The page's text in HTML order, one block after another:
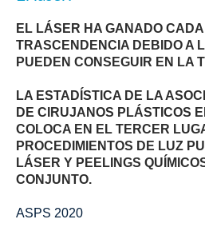
EL LÁSER HA GANADO
TRASCENDENCIA DEBIDO A
PUEDEN CONSEGUIR EN LA
LA ESTADÍSTICA DE LA
DE CIRUJANOS PLÁSTICOS
COLOCA EN EL TERCER
PROCEDIMIENTOS DE LUZ
LÁSER Y PEELINGS
CONJUNTO.
ASPS 2020